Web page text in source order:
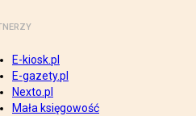
E-kiosk.pl
E-gazety.pl
Nexto.pl
Mała księgowość